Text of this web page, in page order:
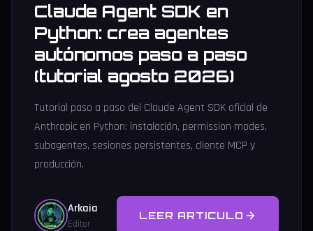
Claude Agent SDK en
Python: crea agentes
autónomos paso a paso
(tutorial agosto 2026)
Tutorial paso a paso del Claude Agent SDK oficial de
Anthropic en Python: instalación, permission modes,
subagentes, sesiones persistentes, cliente MCP y
producción.
Arkaia
Editor
LEER ARTICULO